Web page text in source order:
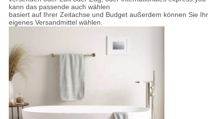
kann das passende auch wählen
basiert auf Ihrer Zeitachse und Budget außerdem können Sie Ihr
eigenes Versandmittel wählen.